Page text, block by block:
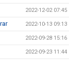
2022-12-02 07:45
2022-10-13 09:13
2022-09-28 15:16
2022-09-23 11:44